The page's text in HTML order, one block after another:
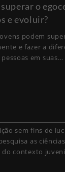
o
e evoluir?
podem
e fazer a
em suas…
sem fins de
as
contexto